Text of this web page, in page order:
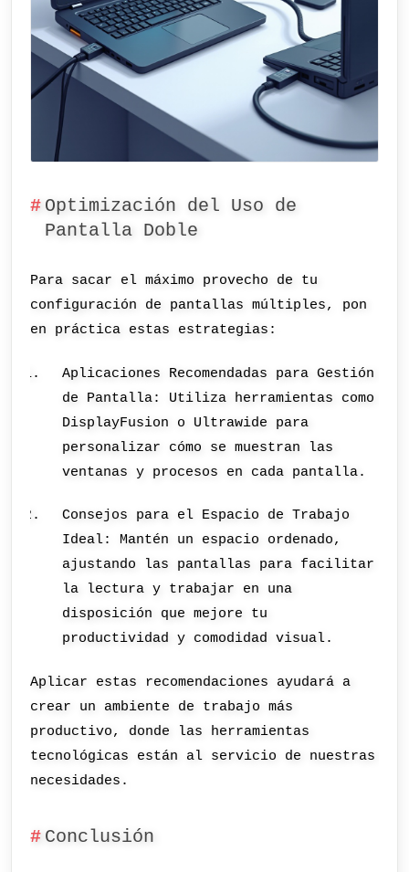
Optimización del Uso de
Pantalla Doble
Para sacar el máximo provecho de tu
configuración de pantallas múltiples, pon
en práctica estas estrategias:
Aplicaciones Recomendadas para Gestión
de Pantalla: Utiliza herramientas como
DisplayFusion o Ultrawide para
personalizar cómo se muestran las
ventanas y procesos en cada pantalla.
Consejos para el Espacio de Trabajo
Ideal: Mantén un espacio ordenado,
ajustando las pantallas para facilitar
la lectura y trabajar en una
disposición que mejore tu
productividad y comodidad visual.
Aplicar estas recomendaciones ayudará a
crear un ambiente de trabajo más
productivo, donde las herramientas
tecnológicas están al servicio de nuestras
necesidades.
Conclusión